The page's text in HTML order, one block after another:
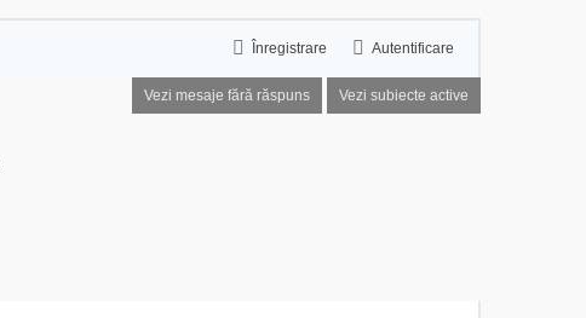
Autentificare
Înregistrare
Vezi mesaje fără răspuns Vezi subiecte active